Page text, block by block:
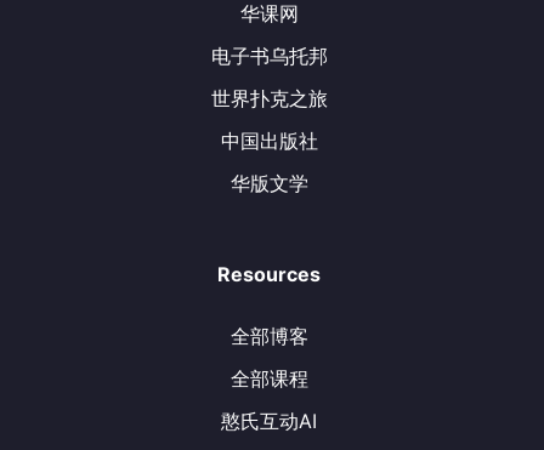
华课网
电子书乌托邦
世界扑克之旅
中国出版社
华版文学
Resources
全部博客
全部课程
憨氏互动AI